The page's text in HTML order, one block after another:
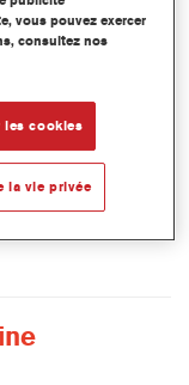
vous pouvez exercer
consultez nos
les cookies
la vie privée